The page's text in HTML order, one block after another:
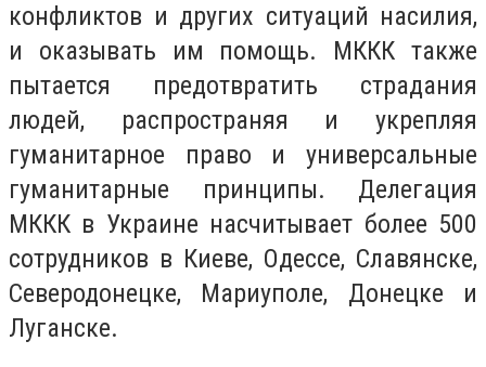
конфликтов и других ситуаций насилия,
и оказывать им помощь. МККК также
пытается предотвратить страдания
людей, распространяя и укрепляя
гуманитарное право и универсальные
гуманитарные принципы. Делегация
МККК в Украине насчитывает более 500
сотрудников в Киеве, Одессе, Славянске,
Северодонецке, Мариуполе, Донецке и
Луганске.